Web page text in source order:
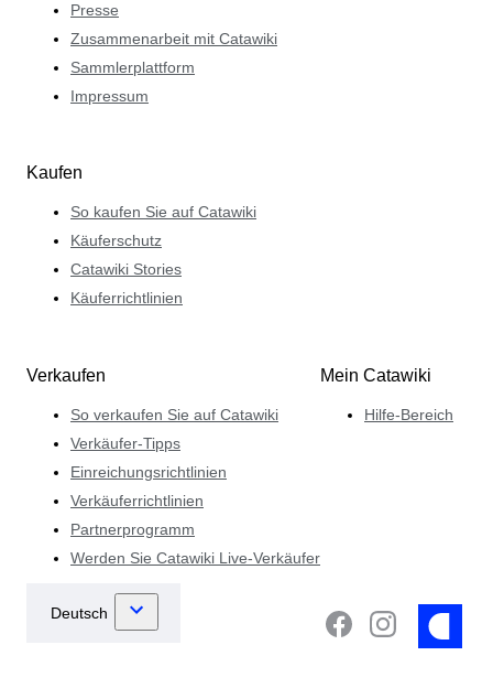
Presse
Zusammenarbeit mit Catawiki
Sammlerplattform
Impressum
Kaufen
So kaufen Sie auf Catawiki
Käuferschutz
Catawiki Stories
Käuferrichtlinien
Verkaufen
So verkaufen Sie auf Catawiki
Verkäufer-Tipps
Einreichungsrichtlinien
Verkäuferrichtlinien
Partnerprogramm
Werden Sie Catawiki Live-Verkäufer
Mein Catawiki
Hilfe-Bereich